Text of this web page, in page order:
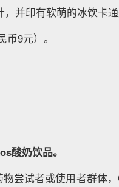
并印有软萌的冰饮卡通
9元）。
酸奶饮品。
尝试者或使用者群体